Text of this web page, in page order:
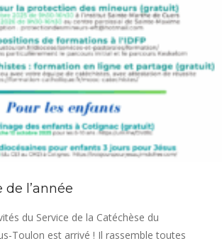
l’année
du Service de la Catéchèse du
Toulon est arrivé ! Il rassemble toutes